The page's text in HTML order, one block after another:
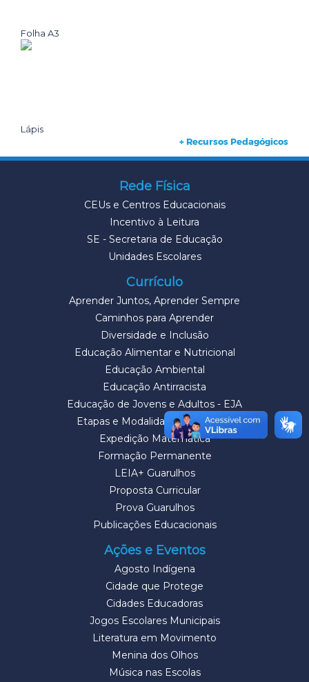
Folha A3
Lápis
+ Recursos Pedagógicos
Rede Física
CEUs e Centros Educacionais
Incentivo à Leitura
SE - Secretaria de Educação
Unidades Escolares
Currículo
Aprender Juntos, Aprender Sempre
Caminhos para Aprender
Diversidade e Inclusão
Educação Alimentar e Nutricional
Educação Ambiental
Educação Antirracista
Educação de Jovens e Adultos - EJA
Etapas e Modalidades de Ensino
Expedição Matemática
Formação Permanente
LEIA+ Guarulhos
Proposta Curricular
Prova Guarulhos
Publicações Educacionais
Ações e Eventos
Agosto Indígena
Cidade que Protege
Cidades Educadoras
Jogos Escolares Municipais
Literatura em Movimento
Menina dos Olhos
Música nas Escolas